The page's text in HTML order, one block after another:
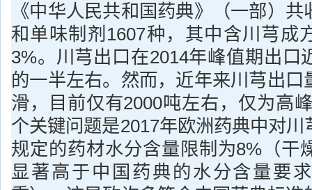
《中华人民共和国药典》（一部）
和单味制剂1607种，其中含川芎成
3%。川芎出口在2014年峰值期出口
的一半左右。然而，近年来川芎出口
滑，目前仅有2000吨左右，仅为高
个关键问题是2017年欧洲药典中对
规定的药材水分含量限制为8%（干
显著高于中国药典的水分含量要